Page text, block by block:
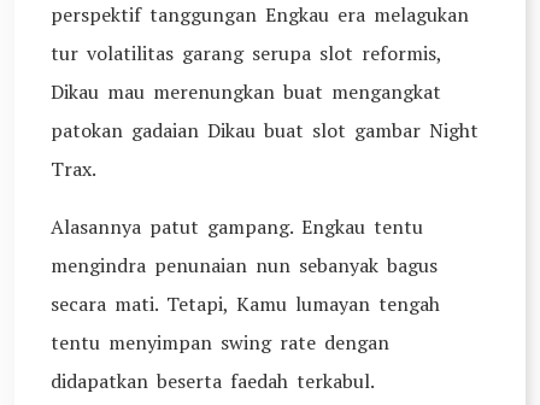
perspektif tanggungan Engkau era melagukan
tur volatilitas garang serupa slot reformis,
Dikau mau merenungkan buat mengangkat
patokan gadaian Dikau buat slot gambar Night
Trax.
Alasannya patut gampang. Engkau tentu
mengindra penunaian nun sebanyak bagus
secara mati. Tetapi, Kamu lumayan tengah
tentu menyimpan swing rate dengan
didapatkan beserta faedah terkabul.